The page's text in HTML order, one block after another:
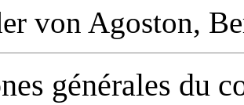
von Agoston,
générales du